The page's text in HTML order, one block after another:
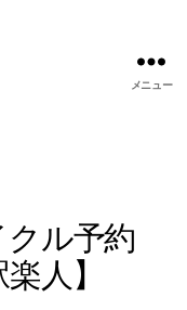
メニュー
ル予約
人】